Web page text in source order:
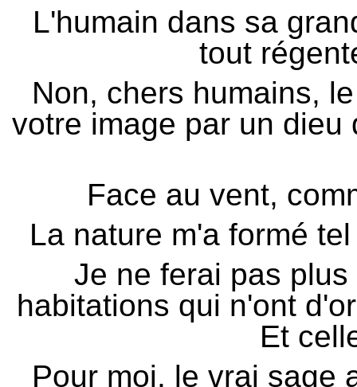
L'humain dans sa
tout
Non, chers humains,
votre image par un
Face au vent,
La nature m'a formé
Je ne ferai pas
habitations qui n'ont
Et
Pour moi, le vrai sage